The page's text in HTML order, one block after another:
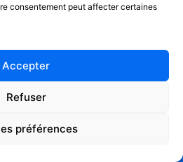
consentement peut affecter certaines
Accepter
Refuser
préférences